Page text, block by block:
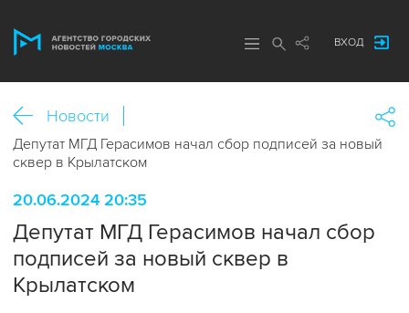
ВХОД
Новости
Депутат МГД Герасимов начал сбор подписей за новый
сквер в Крылатском
20.06.2024 20:35
Депутат МГД Герасимов начал сбор
подписей за новый сквер в
Крылатском